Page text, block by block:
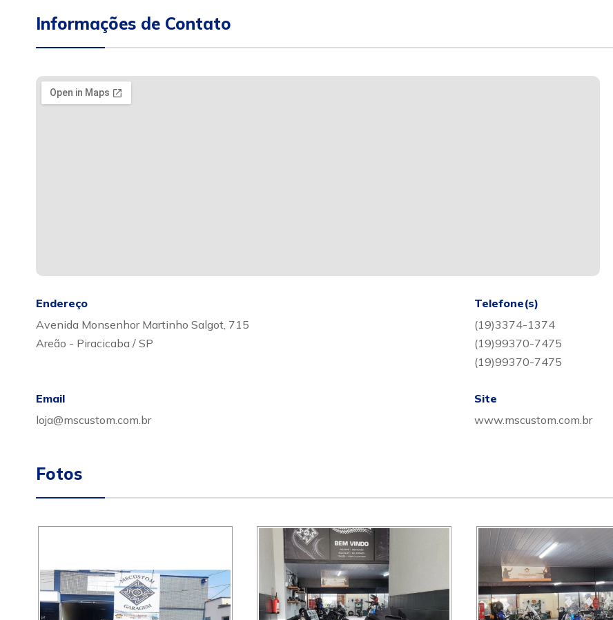
Informações de Contato
Endereço
Avenida Monsenhor Martinho Salgot, 715
Areão - Piracicaba / SP
Telefone(s)
(19)3374-1374
(19)99370-7475
(19)99370-7475
Email
loja@mscustom.com.br
Site
www.mscustom.com.br
Fotos